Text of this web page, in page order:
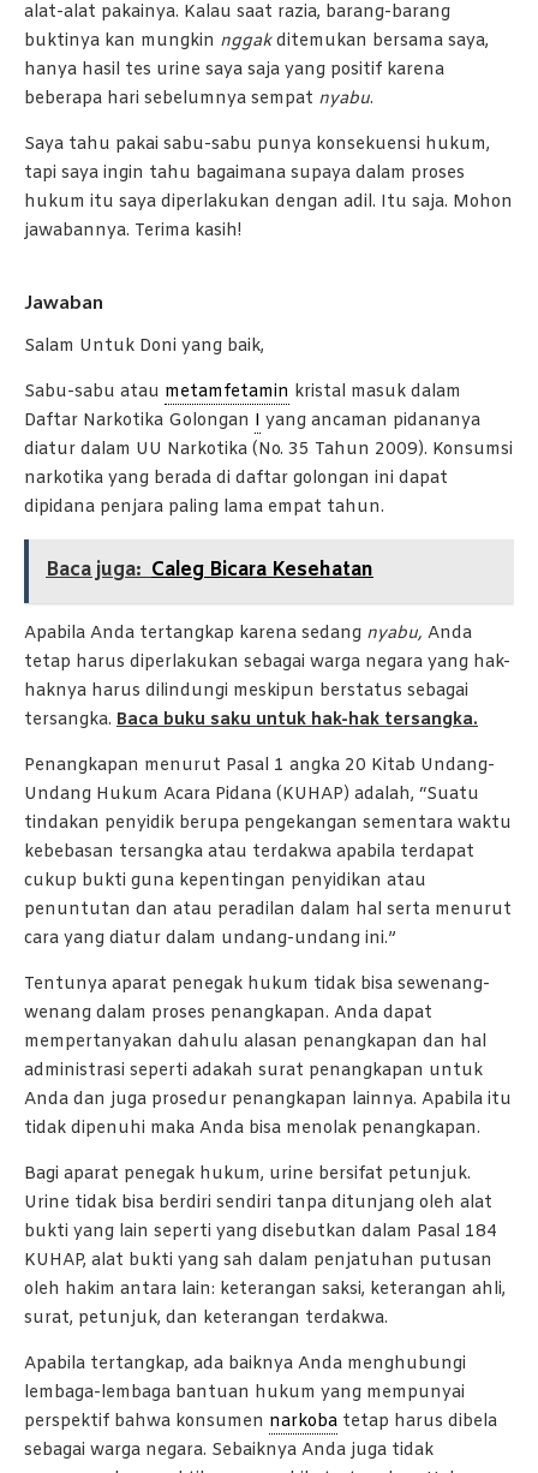
alat-alat pakainya. Kalau saat razia, barang-barang
buktinya kan mungkin nggakditemukan bersama saya,
hanya hasil tes urine saya saja yang positif karena
beberapa hari sebelumnya sempat nyabu.
Saya tahu pakai sabu-sabu punya konsekuensi hukum,
tapi saya ingin tahu bagaimana supaya dalam proses
hukum itu saya diperlakukan dengan adil. Itu saja. Mohon
jawabannya. Terima kasih!
Jawaban
Salam Untuk Doni yang baik,
Sabu-sabu atau metamfetamin kristal masuk dalam
Daftar Narkotika Golongan I yang ancaman pidananya
diatur dalam UU Narkotika (No. 35 Tahun 2009). Konsumsi
narkotika yang berada di daftar golongan ini dapat
dipidana penjara paling lama empat tahun.
Baca juga: Caleg Bicara Kesehatan
Apabila Anda tertangkap karena sedang nyabu, Anda
tetap harus diperlakukan sebagai warga negara yang hak-
haknya harus dilindungi meskipun berstatus sebagai
tersangka. Baca buku saku untuk hak-hak tersangka.
Penangkapan menurut Pasal 1 angka 20 Kitab Undang-
Undang Hukum Acara Pidana (KUHAP) adalah, “Suatu
tindakan penyidik berupa pengekangan sementara waktu
kebebasan tersangka atau terdakwa apabila terdapat
cukup bukti guna kepentingan penyidikan atau
penuntutan dan atau peradilan dalam hal serta menurut
cara yang diatur dalam undang-undang ini.”
Tentunya aparat penegak hukum tidak bisa sewenang-
wenang dalam proses penangkapan. Anda dapat
mempertanyakan dahulu alasan penangkapan dan hal
administrasi seperti adakah surat penangkapan untuk
Anda dan juga prosedur penangkapan lainnya. Apabila itu
tidak dipenuhi maka Anda bisa menolak penangkapan.
Bagi aparat penegak hukum, urine bersifat petunjuk.
Urine tidak bisa berdiri sendiri tanpa ditunjang oleh alat
bukti yang lain seperti yang disebutkan dalam Pasal 184
KUHAP, alat bukti yang sah dalam penjatuhan putusan
oleh hakim antara lain: keterangan saksi, keterangan ahli,
surat, petunjuk, dan keterangan terdakwa.
Apabila tertangkap, ada baiknya Anda menghubungi
lembaga-lembaga bantuan hukum yang mempunyai
perspektif bahwa konsumen narkoba tetap harus dibela
sebagai warga negara. Sebaiknya Anda juga tidak